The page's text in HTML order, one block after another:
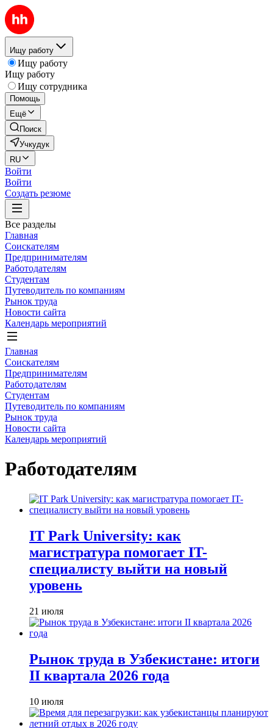
Ищу работу
Ищу работу
Ищу работу
Ищу сотрудника
Помощь
Ещё
Поиск
Учкудук
RU
Войти
Войти
Создать резюме
Все разделы
Главная
Соискателям
Предпринимателям
Работодателям
Студентам
Путеводитель по компаниям
Рынок труда
Новости сайта
Календарь мероприятий
Главная
Соискателям
Предпринимателям
Работодателям
Студентам
Путеводитель по компаниям
Рынок труда
Новости сайта
Календарь мероприятий
Работодателям
IT Park University: как
магистратура помогает IT-
специалисту выйти на новый
уровень
21 июля
Рынок труда в Узбекистане: итоги
II квартала 2026 года
10 июля